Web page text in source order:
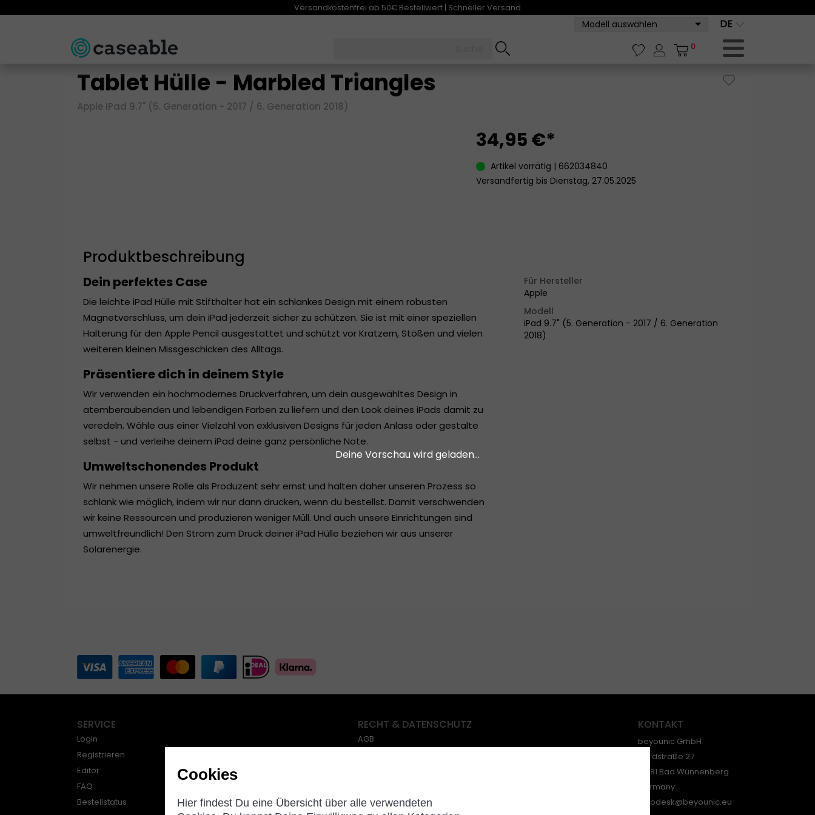
Versandkostenfrei ab 50€ Bestellwert | Schneller Versand
DE
Modell auswählen
0
Deine Vorschau wird geladen...
Tablet Hülle - Marbled Triangles
Apple iPad 9.7" (5. Generation - 2017 / 6. Generation 2018)
34,95 €*
Artikel vorrätig | 662034840
Versandfertig bis Dienstag, 27.05.2025
Produktbeschreibung
Dein perfektes Case
Die leichte iPad Hülle mit Stifthalter hat ein schlankes Design mit einem robusten
Magnetverschluss, um dein iPad jederzeit sicher zu schützen. Sie ist mit einer speziellen
Halterung für den Apple Pencil ausgestattet und schützt vor Kratzern, Stößen und vielen
weiteren kleinen Missgeschicken des Alltags.
Präsentiere dich in deinem Style
Wir verwenden ein hochmodernes Druckverfahren, um dein ausgewähltes Design in
atemberaubenden und lebendigen Farben zu liefern und den Look deines iPads damit zu
veredeln. Wähle aus einer Vielzahl von exklusiven Designs für jeden Anlass oder gestalte
selbst - und verleihe deinem iPad deine ganz persönliche Note.
Umweltschonendes Produkt
Wir nehmen unsere Rolle als Produzent sehr ernst und halten daher unseren Prozess so
schlank wie möglich, indem wir nur dann drucken, wenn du bestellst. Damit verschwenden
wir keine Ressourcen und produzieren weniger Müll. Und auch unsere Einrichtungen sind
umweltfreundlich! Den Strom zum Druck deiner iPad Hülle beziehen wir aus unserer
Solarenergie.
Für Hersteller
Apple
Modell
iPad 9.7" (5. Generation - 2017 / 6. Generation
2018)
SERVICE
Login
Registrieren
Editor
FAQ
Bestellstatus
RECHT & DATENSCHUTZ
AGB
KONTAKT
beyounic GmbH
Nordstraße 27
33181 Bad Wünnenberg
Germany
helpdesk@beyounic.eu
Cookies
Hier findest Du eine Übersicht über alle verwendeten